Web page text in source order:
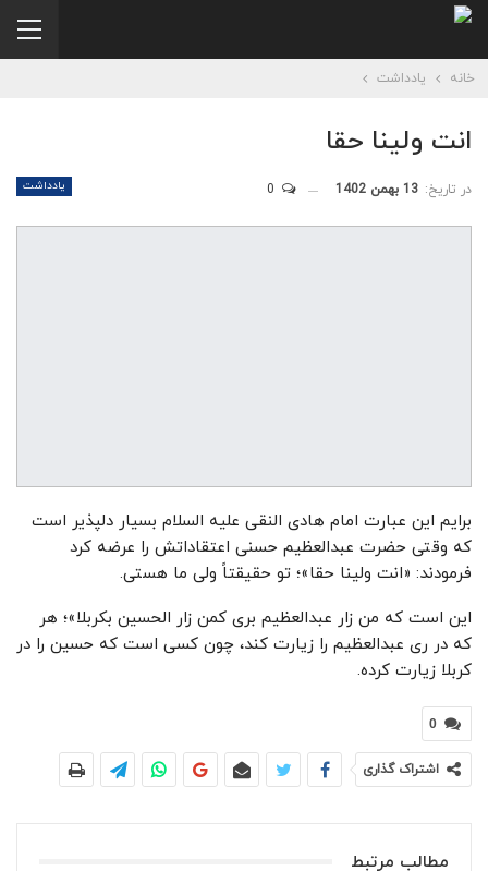
خانه یادداشت
انت ولینا حقا
یادداشت در تاریخ: 13 بهمن 1402
برایم این عبارت امام هادی النقی علیه السلام بسیار دلپذیر است
که وقتی حضرت عبدالعظیم حسنی اعتقاداتش را عرضه کرد
فرمودند: «انت ولینا حقا»؛ تو حقیقتاً ولی ما هستی.
این است که من زار عبدالعظیم بری کمن زار الحسین بکربلا»؛ هر
که در ری عبدالعظیم را زیارت کند، چون کسی است که حسین را در
کربلا زیارت کرده.
0
اشتراک گذاری
مطالب مرتبط